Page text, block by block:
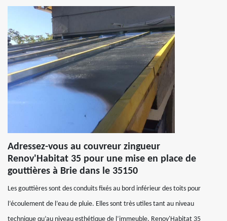
Adressez-vous au couvreur zingueur
Renov'Habitat 35 pour une mise en place de
gouttières à Brie dans le 35150
Les gouttières sont des conduits fixés au bord inférieur des toits pour
l’écoulement de l’eau de pluie. Elles sont très utiles tant au niveau
technique qu’au niveau esthétique de l’immeuble. Renov'Habitat 35